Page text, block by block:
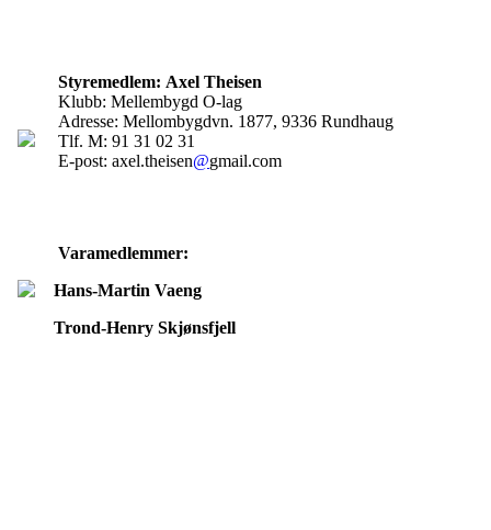
Styremedlem: Axel Theisen
Klubb: Mellembygd O-lag
Adresse: Mellombygdvn. 1877, 9336 Rundhaug
Tlf. M: 91 31 02 31
E-post: axel.theisen@gmail.com
Varamedlemmer:
Hans-Martin Vaeng
Trond-Henry Skjønsfjell